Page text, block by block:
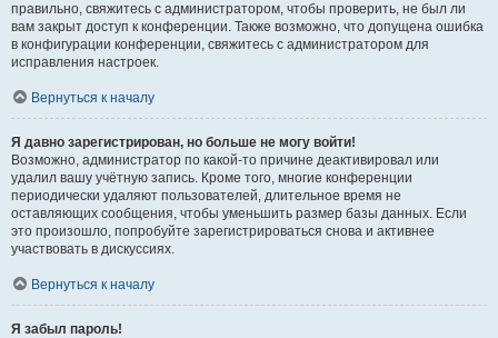
правильно, свяжитесь с администратором, чтобы проверить, не был ли
вам закрыт доступ к конференции. Также возможно, что допущена ошибка
в конфигурации конференции, свяжитесь с администратором для
исправления настроек.
Вернуться к началу
Я давно зарегистрирован, но больше не могу войти!
Возможно, администратор по какой-то причине деактивировал или
удалил вашу учётную запись. Кроме того, многие конференции
периодически удаляют пользователей, длительное время не
оставляющих сообщения, чтобы уменьшить размер базы данных. Если
это произошло, попробуйте зарегистрироваться снова и активнее
участвовать в дискуссиях.
Вернуться к началу
Я забыл пароль!